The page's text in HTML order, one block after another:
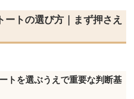
ートの選び方｜まず押さえ
トを選ぶうえで重要な判断基